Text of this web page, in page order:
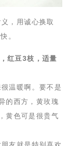
，用诚心换取
。
红豆3枝，适量
温暖啊。要不是
的西方，黄玫瑰
黄色可是很贵气
友就是特别喜欢